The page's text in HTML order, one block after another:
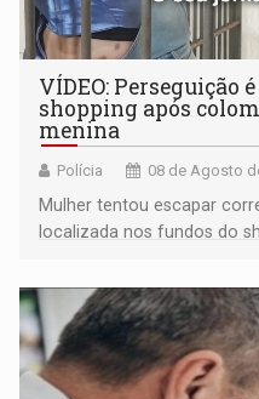
VÍDEO: Perseguição
shopping após
menina
Polícia 08 de Agosto
Mulher tentou escapar
localizada nos fundos do